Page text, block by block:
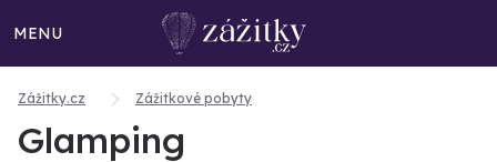
MENU
Zážitky.cz Zážitkové pobyty
Glamping